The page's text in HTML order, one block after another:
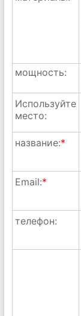
мощность:
Используйте
место:
название:*
Email:*
телефон: